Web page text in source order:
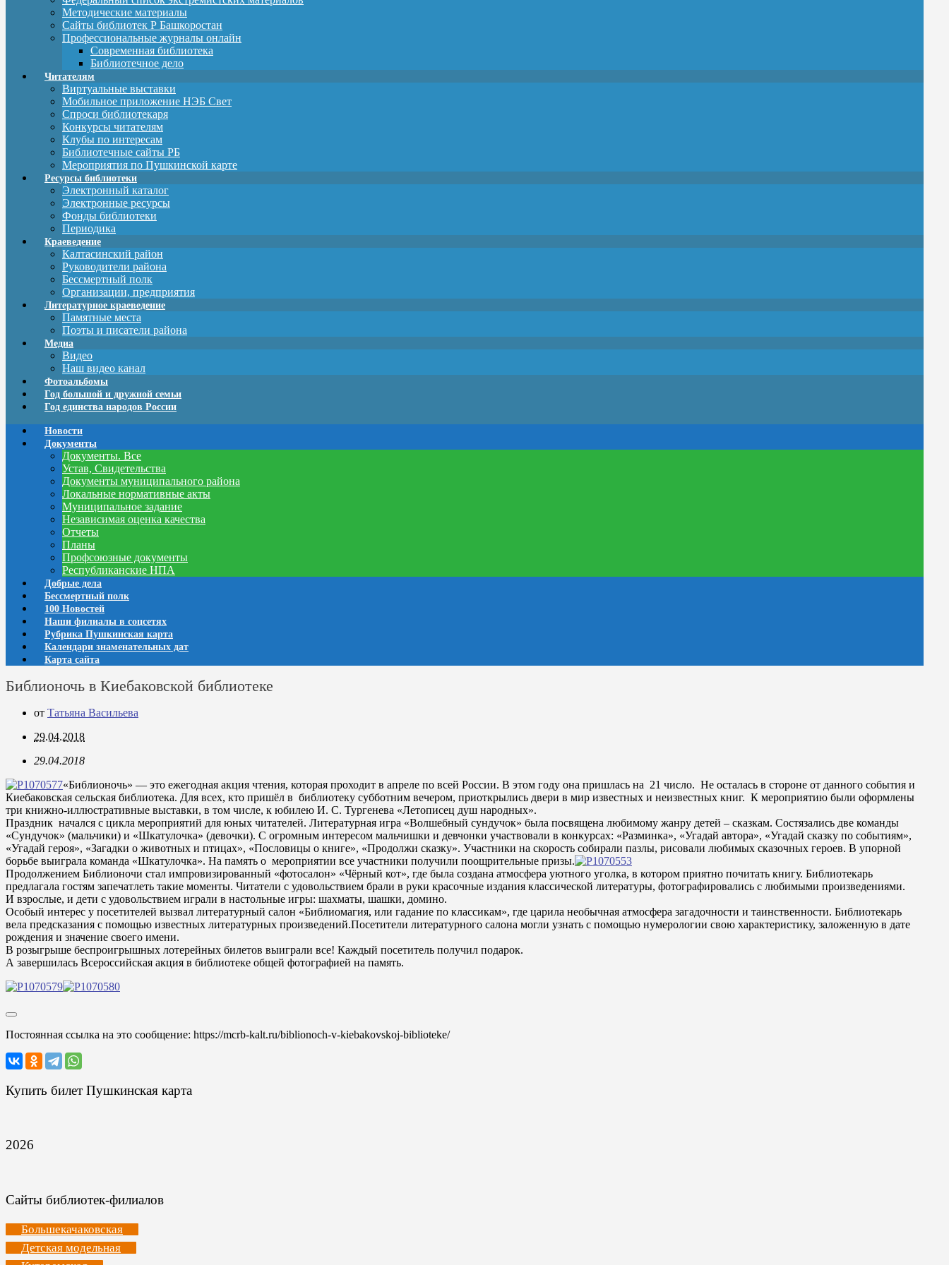
Методические материалы
Сайты библиотек Р Башкоростан
Профессиональные журналы онлайн
Современная библиотека
Библиотечное дело
Читателям
Виртуальные выставки
Мобильное приложение НЭБ Свет
Спроси библиотекаря
Конкурсы читателям
Клубы по интересам
Библиотечные сайты РБ
Мероприятия по Пушкинской карте
Ресурсы библиотеки
Электронный каталог
Электронные ресурсы
Фонды библиотеки
Периодика
Краеведение
Калтасинский район
Руководители района
Бессмертный полк
Организации, предприятия
Литературное краеведение
Памятные места
Поэты и писатели района
Медиа
Видео
Наш видео канал
Фотоальбомы
Год большой и дружной семьи
Год единства народов России
Новости
Документы
Документы. Все
Устав, Свидетельства
Документы муниципального района
Локальные нормативные акты
Муниципальное задание
Независимая оценка качества
Отчеты
Планы
Профсоюзные документы
Республиканские НПА
Добрые дела
Бессмертный полк
100 Новостей
Наши филиалы в соцсетях
Рубрика Пушкинская карта
Календари знаменательных дат
Карта сайта
Библионочь в Киебаковской библиотеке
от Татьяна Васильева
29.04.2018
29.04.2018
«Библионочь» — это ежегодная акция чтения, которая проходит в апреле по всей России. В этом году она пришлась на 21 число. Не осталась в стороне от данного события и
Киебаковская сельская библиотека. Для всех, кто пришёл в библиотеку субботним вечером, приоткрылись двери в мир известных и неизвестных книг. К мероприятию были оформлены
три книжно-иллюстративные выставки, в том числе, к юбилею И. С. Тургенева «Летописец душ народных».
Праздник начался с цикла мероприятий для юных читателей. Литературная игра «Волшебный сундучок» была посвящена любимому жанру детей – сказкам. Состязались две команды
«Сундучок» (мальчики) и «Шкатулочка» (девочки). С огромным интересом мальчишки и девчонки участвовали в конкурсах: «Разминка», «Угадай автора», «Угадай сказку по событиям»,
«Угадай героя», «Загадки о животных и птицах», «Пословицы о книге», «Продолжи сказку». Участники на скорость собирали пазлы, рисовали любимых сказочных героев. В упорной
борьбе выиграла команда «Шкатулочка». На память о мероприятии все участники получили поощрительные призы.
Продолжением Библионочи стал импровизированный «фотосалон» «Чёрный кот», где была создана атмосфера уютного уголка, в котором приятно почитать книгу. Библиотекарь
предлагала гостям запечатлеть такие моменты. Читатели с удовольствием брали в руки красочные издания классической литературы, фотографировались с любимыми произведениями.
И взрослые, и дети с удовольствием играли в настольные игры: шахматы, шашки, домино.
Особый интерес у посетителей вызвал литературный салон «Библиомагия, или гадание по классикам», где царила необычная атмосфера загадочности и таинственности. Библиотекарь
вела предсказания с помощью известных литературных произведений.Посетители литературного салона могли узнать с помощью нумерологии свою характеристику, заложенную в дате
рождения и значение своего имени.
В розыгрыше беспроигрышных лотерейных билетов выиграли все! Каждый посетитель получил подарок.
А завершилась Всероссийская акция в библиотеке общей фотографией на память.
Постоянная ссылка на это сообщение: https://mcrb-kalt.ru/biblionoch-v-kiebakovskoj-biblioteke/
Купить билет Пушкинская карта
2026
Сайты библиотек-филиалов
Большекачаковская
Детская модельная